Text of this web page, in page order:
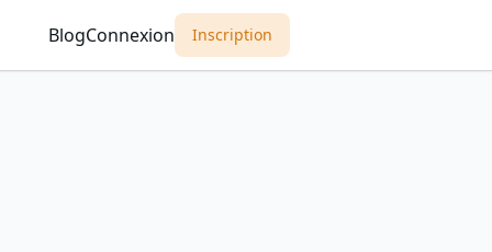
BlogConnexion Inscription